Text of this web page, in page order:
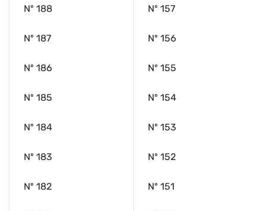
Nº 188
Nº 187
Nº 186
Nº 185
Nº 184
Nº 183
Nº 182
Nº 157
Nº 156
Nº 155
Nº 154
Nº 153
Nº 152
Nº 151